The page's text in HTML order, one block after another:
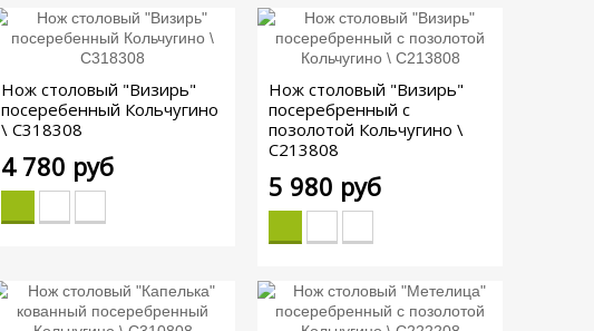
Нож столовый "Визирь"
посеребенный Кольчугино
\ С318308
4 780 руб
Нож столовый "Визирь"
посеребренный с
позолотой Кольчугино \
С213808
5 980 руб